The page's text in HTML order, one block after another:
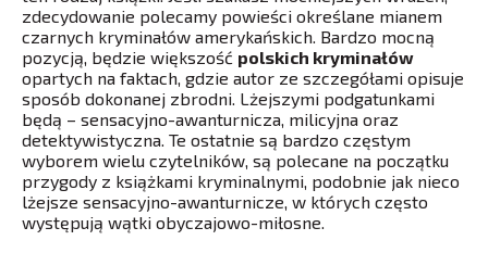
zdecydowanie polecamy powieści określane mianem
czarnych kryminałów amerykańskich. Bardzo mocną
pozycją, będzie większość polskich kryminałów
opartych na faktach, gdzie autor ze szczegółami opisuje
sposób dokonanej zbrodni. Lżejszymi podgatunkami
będą – sensacyjno-awanturnicza, milicyjna oraz
detektywistyczna. Te ostatnie są bardzo częstym
wyborem wielu czytelników, są polecane na początku
przygody z książkami kryminalnymi, podobnie jak nieco
lżejsze sensacyjno-awanturnicze, w których często
występują wątki obyczajowo-miłosne.